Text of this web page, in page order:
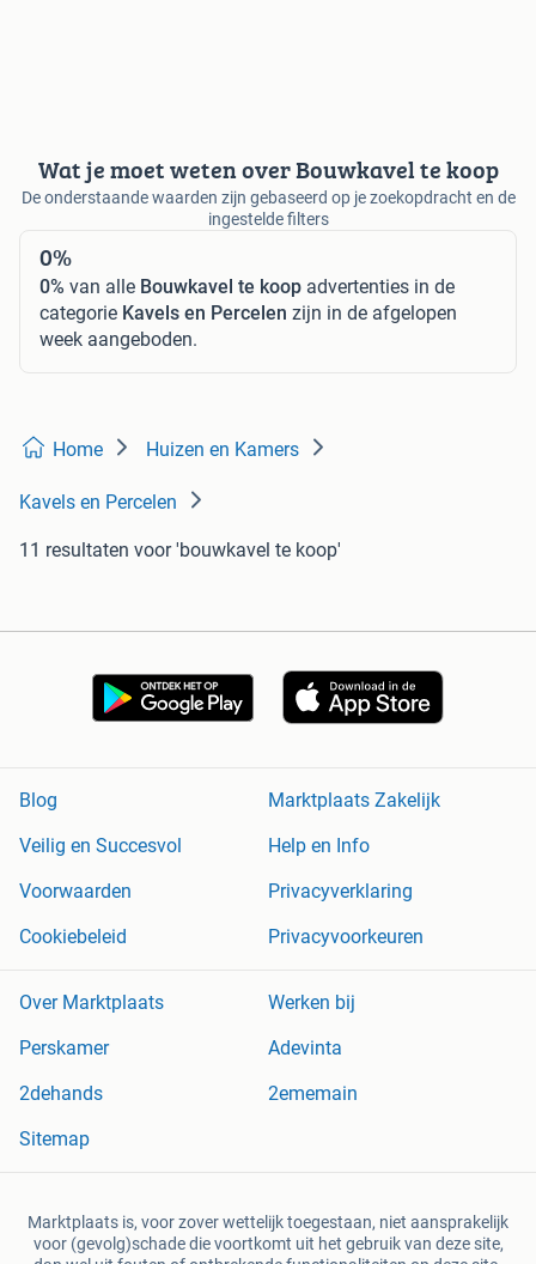
Wat je moet weten over Bouwkavel te koop
De onderstaande waarden zijn gebaseerd op je zoekopdracht en de
ingestelde filters
0%
0% van alle Bouwkavel te koop advertenties in de
categorie Kavels en Percelen zijn in de afgelopen
week aangeboden.
Home Huizen en Kamers
Kavels en Percelen
11 resultaten voor 'bouwkavel te koop'
Blog
Marktplaats Zakelijk
Veilig en Succesvol
Help en Info
Voorwaarden
Privacyverklaring
Cookiebeleid
Privacyvoorkeuren
Over Marktplaats
Werken bij
Perskamer
Adevinta
2dehands
2ememain
Sitemap
Marktplaats is, voor zover wettelijk toegestaan, niet aansprakelijk
voor (gevolg)schade die voortkomt uit het gebruik van deze site,